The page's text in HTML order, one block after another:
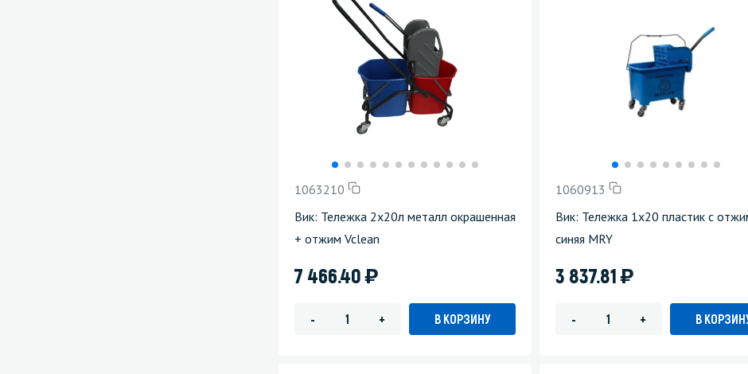
1063210
Вик: Тележка 2х20л металл окрашенная
+ отжим Vclean
7 466.40)
- + В КОРЗИНУ
1060913
Вик: Тележка 1х20 пластик с
синяя MRY
3 837.81)
- + В